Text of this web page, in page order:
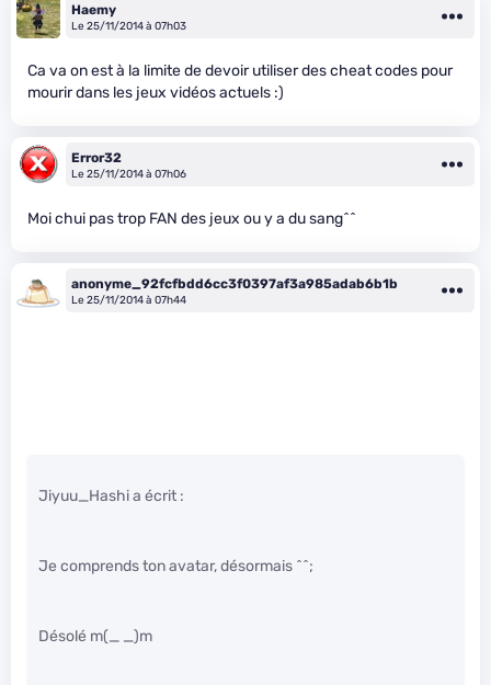
Haemy
Le 25/11/2014 à 07h03
Ca va on est à la limite de devoir utiliser des cheat codes pour
mourir dans les jeux vidéos actuels :)
Error32
Le 25/11/2014 à 07h06
Moi chui pas trop FAN des jeux ou y a du sang^^
anonyme_92fcfbdd6cc3f0397af3a985adab6b1b
Le 25/11/2014 à 07h44
Jiyuu_Hashi a écrit :
Je comprends ton avatar, désormais ^^;
Désolé m(_ _)m